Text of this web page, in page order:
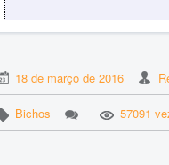
18 de março de 2016
Bichos 57091